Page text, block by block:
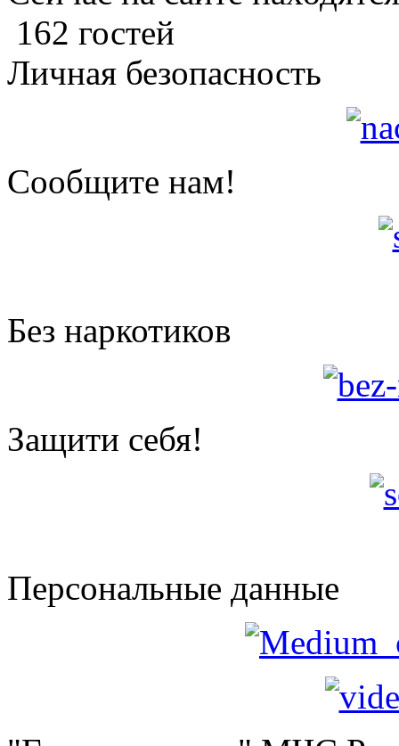
162 гостей
Личная безопасность
Сообщите нам!
Без наркотиков
Защити себя!
Персональные данные